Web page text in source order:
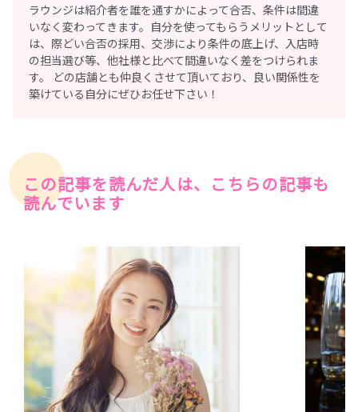
ラウンジは紹介者を誰を通すかによって合否、条件は間違
いなく変わってきます。自分を使ってもらうメリットとして
は、際どい合否の採用、交渉により条件の底上げ、入店時
の担当選び等、他社様と比べて間違いなく差をつけられま
す。 どの店舗とも仲良くさせて頂いており、良い関係性を
築けている自分にぜひお任せ下さい！
この記事を読んだ人は、こちらの記事も
読んでいます